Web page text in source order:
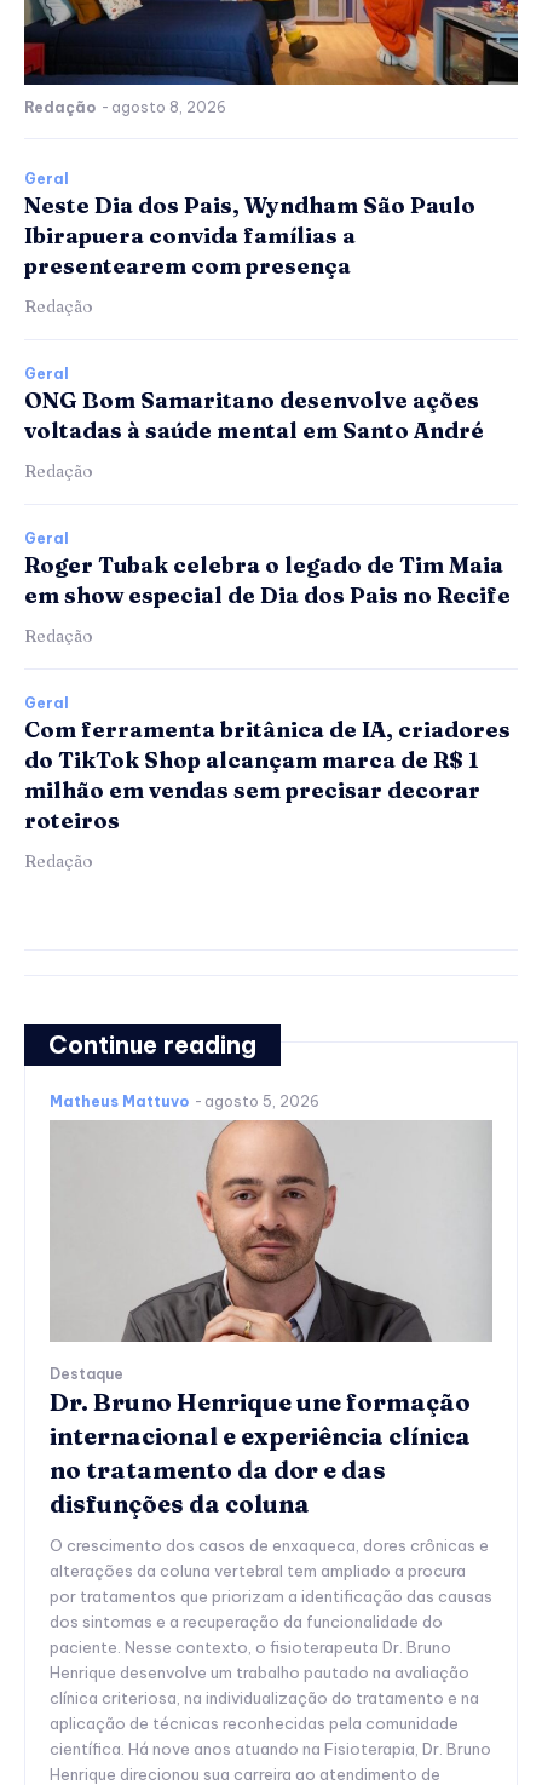
Redação - agosto 8, 2026
Geral
Neste Dia dos Pais, Wyndham São Paulo
Ibirapuera convida famílias a
presentearem com presença
Redação
Geral
ONG Bom Samaritano desenvolve ações
voltadas à saúde mental em Santo André
Redação
Geral
Roger Tubak celebra o legado de Tim Maia
em show especial de Dia dos Pais no Recife
Redação
Geral
Com ferramenta britânica de IA, criadores
do TikTok Shop alcançam marca de R$ 1
milhão em vendas sem precisar decorar
roteiros
Redação
Continue reading
Matheus Mattuvo - agosto 5, 2026
Destaque
Dr. Bruno Henrique une formação
internacional e experiência clínica
no tratamento da dor e das
disfunções da coluna
O crescimento dos casos de enxaqueca, dores crônicas e
alterações da coluna vertebral tem ampliado a procura
por tratamentos que priorizam a identificação das causas
dos sintomas e a recuperação da funcionalidade do
paciente. Nesse contexto, o fisioterapeuta Dr. Bruno
Henrique desenvolve um trabalho pautado na avaliação
clínica criteriosa, na individualização do tratamento e na
aplicação de técnicas reconhecidas pela comunidade
científica. Há nove anos atuando na Fisioterapia, Dr. Bruno
Henrique direcionou sua carreira ao atendimento de